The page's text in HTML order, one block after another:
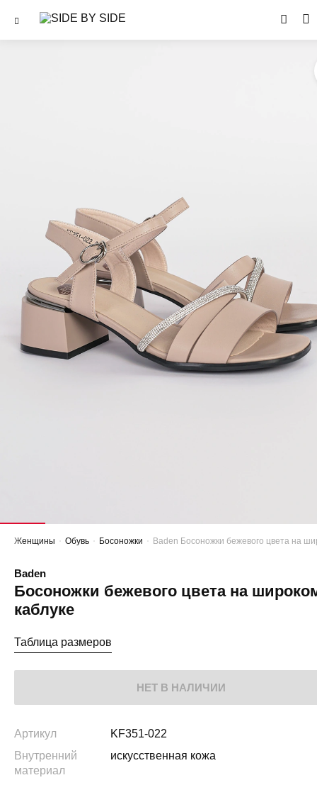
Женщины Обувь Босоножки Baden Босоножки бежевого цвета на
Baden
Босоножки бежевого цвета на
каблуке
Таблица размеров
НЕТ В НАЛИЧИИ
Артикул
KF351-022
Внутренний
материал
искусственная кожа